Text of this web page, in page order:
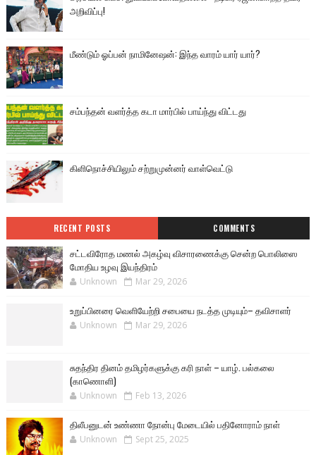
அறிவிப்பு!
மீண்டும் ஓப்பன் நாமினேஷன்: இந்த வாரம் யார் யார்?
சம்பந்தன் வளர்த்த கடா மார்பில் பாய்ந்து விட்டது
கிளிநொச்சியிலும் சற்றுமுன்னர் வாள்வெட்டு
RECENT POSTS COMMENTS
சட்டவிரோத மணல் அகழ்வு விசாரணைக்கு சென்ற பொலிஸை
மோதிய உழவு இயந்திரம்
Unknown Mar 29, 2026
உறுப்பினரை வெளியேற்றி சபையை நடத்த முடியும்– தவிசாளர்
Unknown Mar 29, 2026
சுதந்திர தினம் தமிழர்களுக்கு கரி நாள் – யாழ். பல்கலை
(காணொளி)
Unknown Feb 13, 2026
திலீபனுடன் உண்ணா நோன்பு மேடையில் பதினோராம் நாள்
Unknown Sept 25, 2025